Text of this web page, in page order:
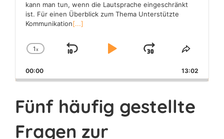
kann man tun, wenn die Lautsprache eingeschränkt
ist. Für einen Überblick zum Thema Unterstützte
Kommunikation[...]
Change
Rate
1x
Skip
Play
Jump
Forward
Share
Episode
00:00 13:02
Fünf häufig gestellte
Fragen zur